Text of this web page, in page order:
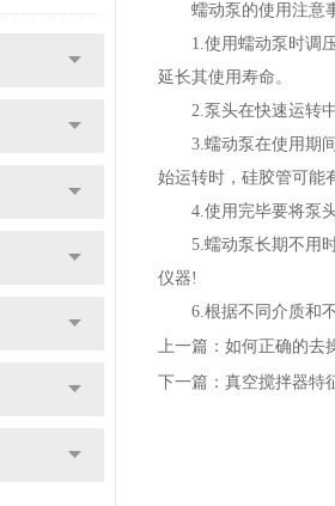
蠕动泵的使用注意
1.使用蠕动泵时调压
延长其使用寿命。
2.泵头在快速运转中
3.蠕动泵在使用期间
始运转时，硅胶管可能
4.使用完毕要将泵头
5.蠕动泵长期不用时
仪器!
6.根据不同介质和不
上一篇： 如何正确的去
下一篇： 真空搅拌器特